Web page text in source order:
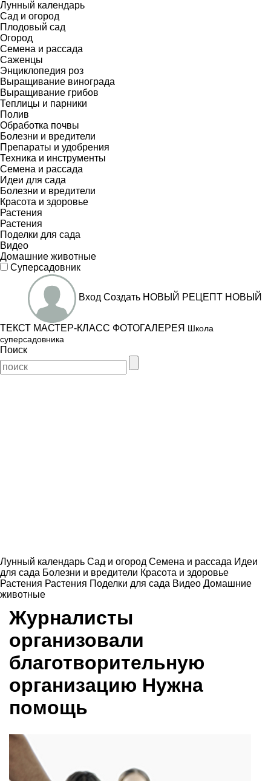
Лунный календарь
Сад и огород
Плодовый сад
Огород
Семена и рассада
Саженцы
Энциклопедия роз
Выращивание винограда
Выращивание грибов
Теплицы и парники
Полив
Обработка почвы
Болезни и вредители
Препараты и удобрения
Техника и инструменты
Семена и рассада
Идеи для сада
Болезни и вредители
Красота и здоровье
Растения
Растения
Поделки для сада
Видео
Домашние животные
Суперсадовник
Вход Создать НОВЫЙ РЕЦЕПТ НОВЫЙ
ТЕКСТ МАСТЕР-КЛАСС ФОТОГАЛЕРЕЯ Школа
суперсадовника
Поиск
Лунный календарь Сад и огород Семена и рассада Идеи
для сада Болезни и вредители Красота и здоровье
Растения Растения Поделки для сада Видео Домашние
животные
Журналисты
организовали
благотворительную
организацию Нужна
помощь